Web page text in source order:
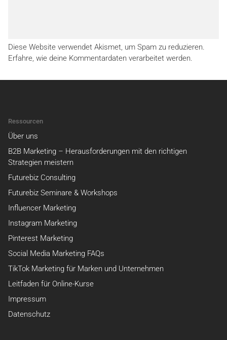
Diese Website verwendet Akismet, um Spam zu reduzieren.
Erfahre, wie deine Kommentardaten verarbeitet werden.
Ressourcen
Über uns
B2B Marketing – Herausforderungen mit den richtigen
Strategien meistern
Futurebiz Consulting
Futurebiz Seminare & Workshops
Influencer Marketing
Instagram Marketing
Pinterest Marketing
Social Media Marketing FAQs
TikTok Marketing für Marken und Unternehmen
Leitfaden für Online-Kurse
Impressum
Datenschutz